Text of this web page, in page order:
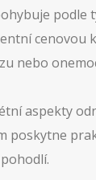
nebo
aspekty